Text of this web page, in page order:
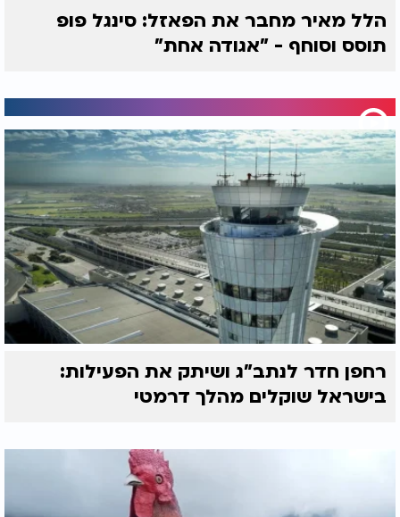
הלל מאיר מחבר את הפאזל: סינגל פופ
תוסס וסוחף - "אגודה אחת"
רחפן חדר לנתב"ג ושיתק את הפעילות:
בישראל שוקלים מהלך דרמטי